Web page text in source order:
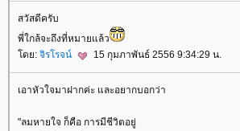
สวัสดีครับ
พี่ใกล้จะถึงที่หมายแล้ว
ดย: จิรโรจน์ 15 กุมภาพันธ์ 2556 9:34:29 น.
เอาหัวใจมาฝากค่ะ และอยากบอกว่า
"ลมหายใจ ก็คือ การมีชีวิตอยู่